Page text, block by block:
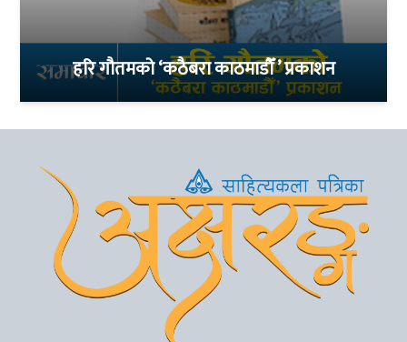
हरि गौतमको ‘कठैबरा काठमाडौँ ’ प्रकाशन